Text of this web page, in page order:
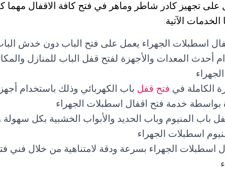
على تجهيز كادر شاطر وماهر في فتح كافة الاقفال مهما
الخدمات الآتية:
اسطبلات الجهراء يعمل على فتح الباب دون خدش
أحدث المعدات والأجهزة لفتح قفل الباب للمنازل
الكاملة في فتح قفل باب الكهربائي وذلك باستخدام
خدمة فتح اقفال اسطبلات الجهراء
باب المنيوم وباب الحديد والأبواب الخشبية بكل سهولة
اسطبلات الجهراء
اسطبلات الجهراء بسرعة ودقة لامتناهية من خلال فني